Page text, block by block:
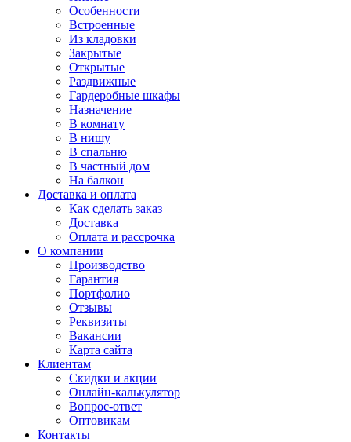
Особенности
Встроенные
Из кладовки
Закрытые
Открытые
Раздвижные
Гардеробные шкафы
Назначение
В комнату
В нишу
В спальню
В частный дом
На балкон
Доставка и оплата
Как сделать заказ
Доставка
Оплата и рассрочка
О компании
Производство
Гарантия
Портфолио
Отзывы
Реквизиты
Вакансии
Карта сайта
Клиентам
Скидки и акции
Онлайн-калькулятор
Вопрос-ответ
Оптовикам
Контакты